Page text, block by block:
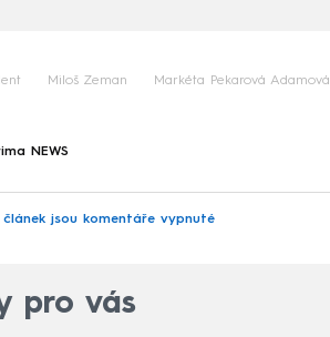
Miloš Zeman Markéta Pekarová Adamová
NEWS
jsou komentáře vypnuté
pro vás